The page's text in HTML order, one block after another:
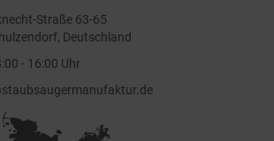
Straße 63-65
Deutschland
- 16:00 Uhr